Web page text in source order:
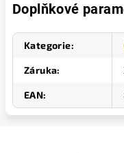
Doplňkové
Kategorie:
Záruka:
EAN: